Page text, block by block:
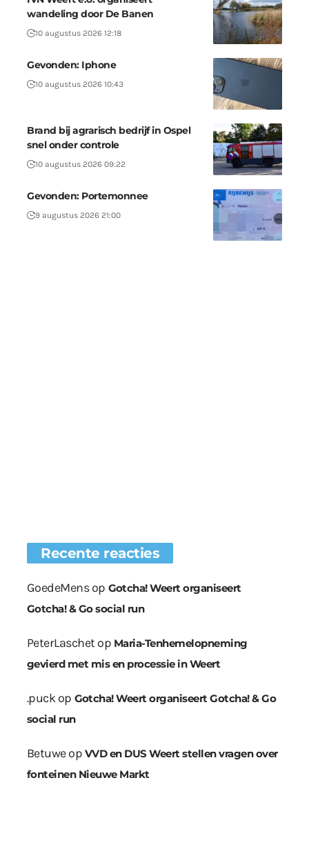
wandeling door De Banen
10 augustus 2026 12:18
Gevonden: Iphone
10 augustus 2026 10:43
Brand bij agrarisch bedrijf in Ospel
snel onder controle
10 augustus 2026 09:22
Gevonden: Portemonnee
9 augustus 2026 21:00
Recente reacties
GoedeMensop Gotcha! Weert organiseert
Gotcha! & Go social run
PeterLaschetop Maria-Tenhemelopneming
gevierd met mis en processie in Weert
.puckop Gotcha! Weert organiseert Gotcha! & Go
social run
Betuweop VVD en DUS Weert stellen vragen over
fonteinen Nieuwe Markt